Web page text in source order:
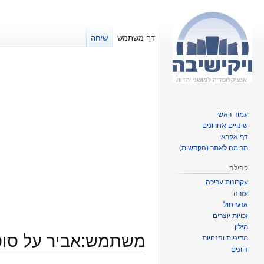
משתמש:אביר על
דף משתמש שיחה
עמוד ראשי
שינויים אחרונים
דף אקראי
תרומה לאתר (הקדשות)
קהילה
עקרונות עריכה
עזרה
ארגז חול
זכויות יוצרים
מילון
מדיניות והנחיות
דיונים